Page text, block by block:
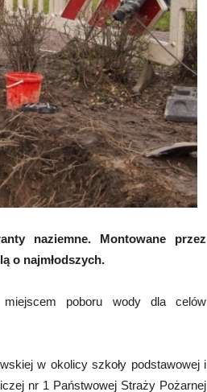
naziemne. Montowane przez
o najmłodszych.
poboru wody dla celów
w okolicy szkoły podstawowej i
nr 1 Państwowej Straży Pożarnej